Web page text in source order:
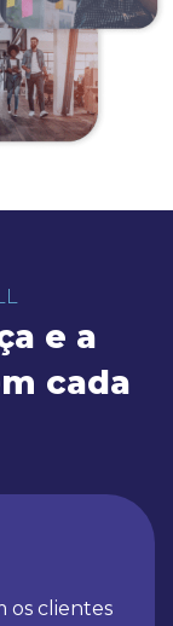
e a
cada
os clientes